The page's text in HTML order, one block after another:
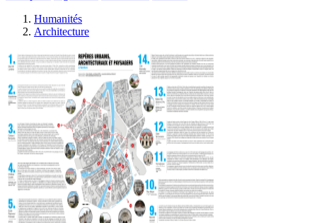
Humanités
Architecture